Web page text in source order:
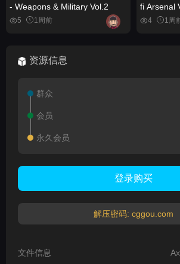
- Weapons & Military Vol.2
5 1周前
fi Arsenal
4 1周
资源信息
群众
会员
永久会员
登录购买
解压密码: cggou.com
文件信息